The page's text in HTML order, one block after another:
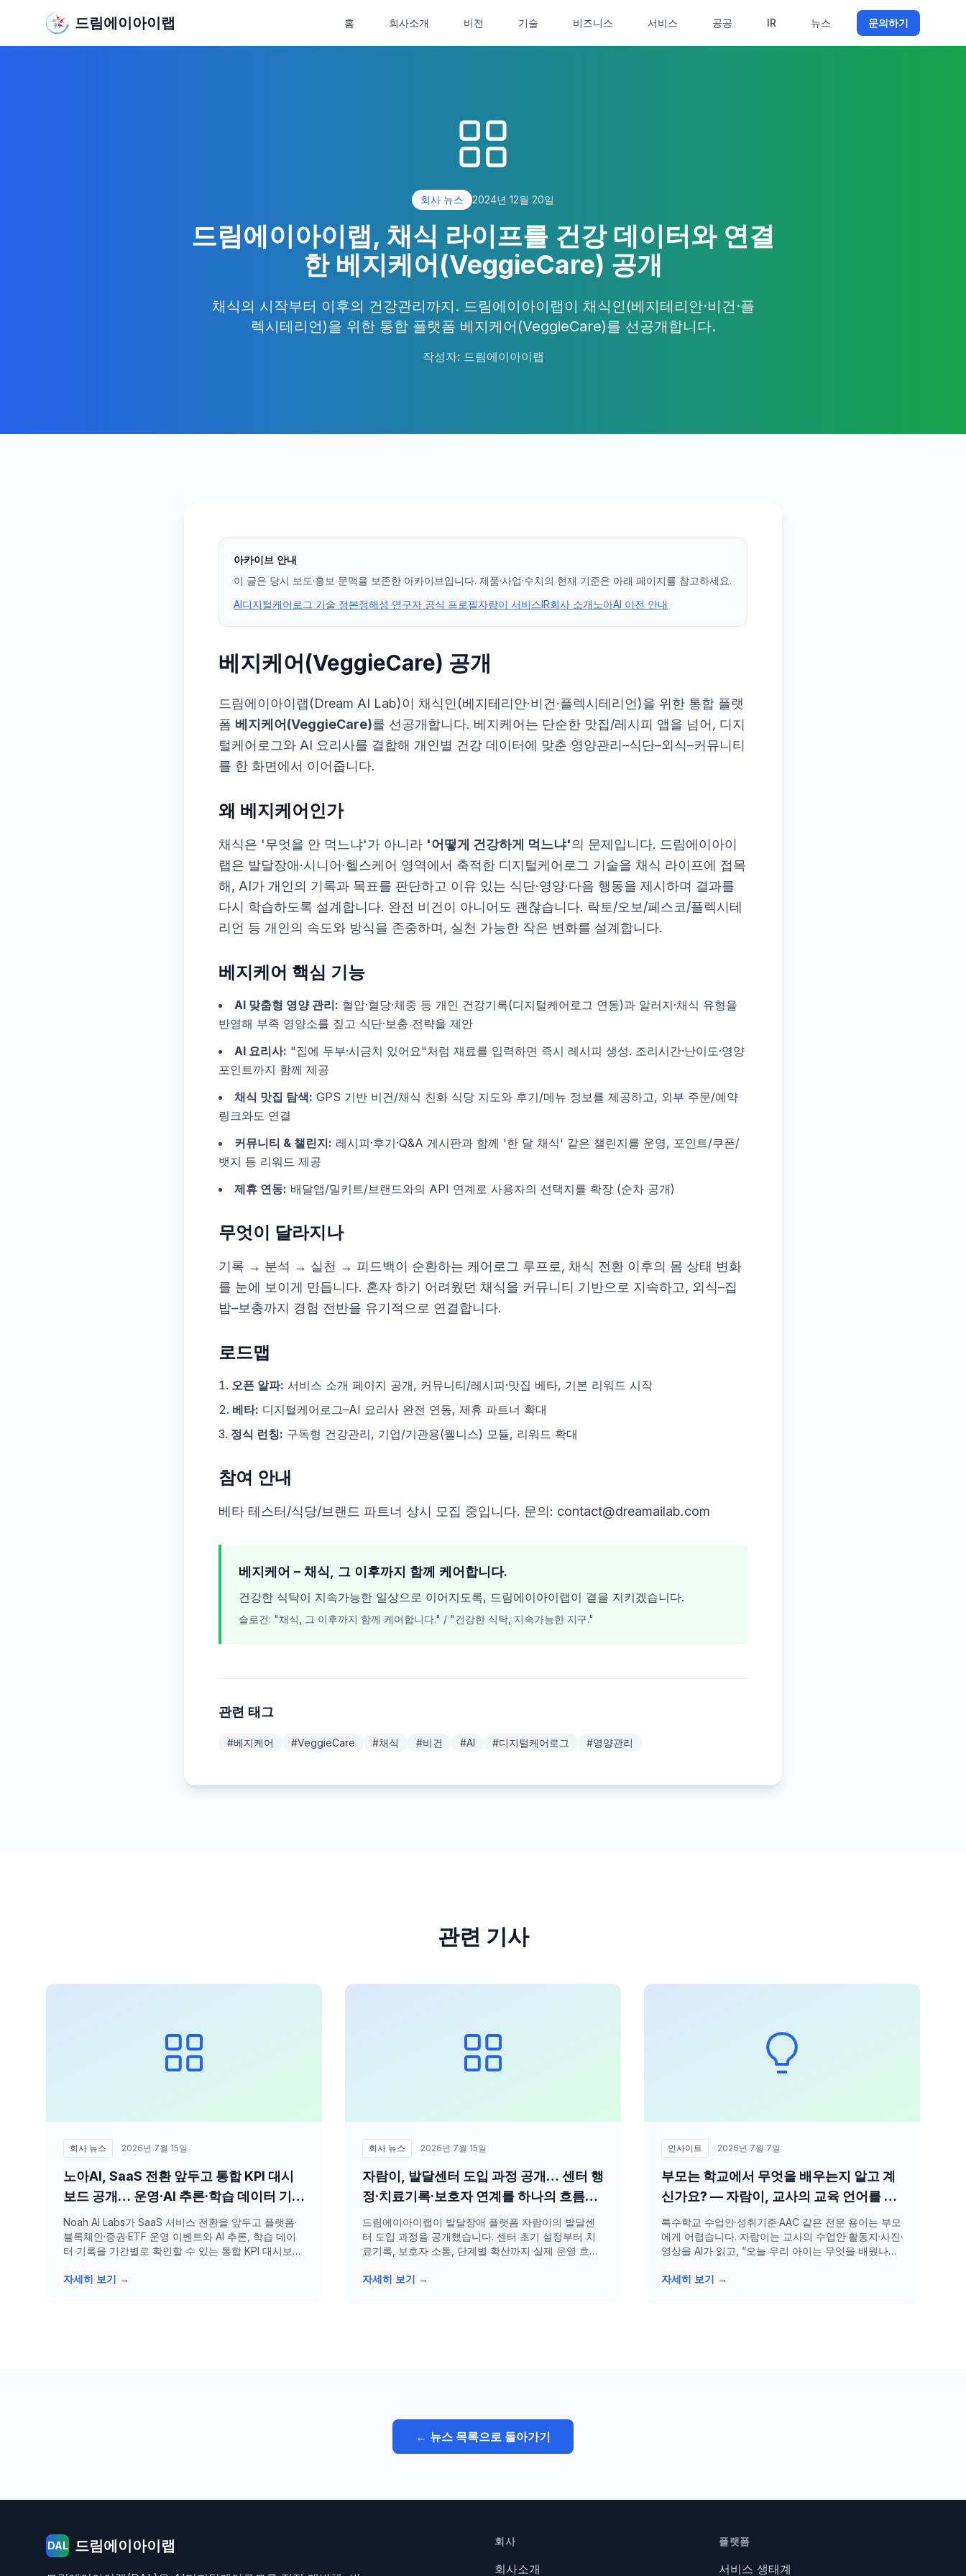
드림에이아이랩 홈 회사소개 비전 기술 비즈니스 서비스 공공 IR 뉴스 문의하기
회사 뉴스 2024년 12월 20일
드림에이아이랩, 채식 라이프를 건강 데이터와 연결
한 베지케어(VeggieCare) 공개
채식의 시작부터 이후의 건강관리까지. 드림에이아이랩이 채식인(베지테리안·비건·플
렉시테리언)을 위한 통합 플랫폼 베지케어(VeggieCare)를 선공개합니다.
작성자: 드림에이아이랩
아카이브 안내
이 글은 당시 보도·홍보 문맥을 보존한 아카이브입니다. 제품·사업·수치의 현재 기준은 아래 페이지를 참고하세요.
AI디지털케어로그 기술 정본정해성 연구자 공식 프로필자람이 서비스IR회사 소개 노아AI 이전 안내
베지케어(VeggieCare) 공개
드림에이아이랩(Dream AI Lab)이 채식인(베지테리안·비건·플렉시테리언)을 위한 통합 플랫
폼 베지케어(VeggieCare)를 선공개합니다. 베지케어는 단순한 맛집/레시피 앱을 넘어, 디지
털케어로그와 AI 요리사를 결합해 개인별 건강 데이터에 맞춘 영양관리–식단–외식–커뮤니티
를 한 화면에서 이어줍니다.
왜 베지케어인가
채식은 '무엇을 안 먹느냐'가 아니라 '어떻게 건강하게 먹느냐'의 문제입니다. 드림에이아이
랩은 발달장애·시니어·헬스케어 영역에서 축적한 디지털케어로그 기술을 채식 라이프에 접목
해, AI가 개인의 기록과 목표를 판단하고 이유 있는 식단·영양·다음 행동을 제시하며 결과를
다시 학습하도록 설계합니다. 완전 비건이 아니어도 괜찮습니다. 락토/오보/페스코/플렉시테
리언 등 개인의 속도와 방식을 존중하며, 실천 가능한 작은 변화를 설계합니다.
베지케어 핵심 기능
AI 맞춤형 영양 관리: 혈압·혈당·체중 등 개인 건강기록(디지털케어로그 연동)과 알러지·채식 유형을
반영해 부족 영양소를 짚고 식단·보충 전략을 제안
AI 요리사: "집에 두부·시금치 있어요"처럼 재료를 입력하면 즉시 레시피 생성. 조리시간·난이도·영양
포인트까지 함께 제공
채식 맛집 탐색: GPS 기반 비건/채식 친화 식당 지도와 후기/메뉴 정보를 제공하고, 외부 주문/예약
링크와도 연결
커뮤니티 & 챌린지: 레시피·후기·Q&A 게시판과 함께 '한 달 채식' 같은 챌린지를 운영, 포인트/쿠폰/
뱃지 등 리워드 제공
제휴 연동: 배달앱/밀키트/브랜드와의 API 연계로 사용자의 선택지를 확장 (순차 공개)
무엇이 달라지나
기록 → 분석 → 실천 → 피드백이 순환하는 케어로그 루프로, 채식 전환 이후의 몸 상태 변화
를 눈에 보이게 만듭니다. 혼자 하기 어려웠던 채식을 커뮤니티 기반으로 지속하고, 외식–집
밥–보충까지 경험 전반을 유기적으로 연결합니다.
로드맵
오픈 알파: 서비스 소개 페이지 공개, 커뮤니티/레시피·맛집 베타, 기본 리워드 시작
베타: 디지털케어로그–AI 요리사 완전 연동, 제휴 파트너 확대
정식 런칭: 구독형 건강관리, 기업/기관용(웰니스) 모듈, 리워드 확대
참여 안내
베타 테스터/식당/브랜드 파트너 상시 모집 중입니다. 문의: contact@dreamailab.com
베지케어 – 채식, 그 이후까지 함께 케어합니다.
건강한 식탁이 지속가능한 일상으로 이어지도록, 드림에이아이랩이 곁을 지키겠습니다.
슬로건: "채식, 그 이후까지 함께 케어합니다." / "건강한 식탁, 지속가능한 지구."
관련 태그
#베지케어 #VeggieCare #채식 #비건 #AI #디지털케어로그 #영양관리
관련 기사
회사 뉴스 2026년 7월 15일
노아AI, SaaS 전환 앞두고 통합 KPI 대시
보드 공개… 운영·AI 추론·학습 데이터 기록
한눈에
Noah AI Labs가 SaaS 서비스 전환을 앞두고 플랫폼·
블록체인·증권·ETF 운영 이벤트와 AI 추론, 학습 데이
터 기록을 기간별로 확인할 수 있는 통합 KPI 대시보드
자세히 보기 →
회사 뉴스 2026년 7월 15일
자람이, 발달센터 도입 과정 공개… 센터 행
정·치료기록·보호자 연계를 하나의 흐름으
로
드림에이아이랩이 발달장애 플랫폼 자람이의 발달센
터 도입 과정을 공개했습니다. 센터 초기 설정부터 치
료기록, 보호자 소통, 단계별 확산까지 실제 운영 흐름
자세히 보기 →
인사이트 2026년 7월 7일
부모는 학교에서 무엇을 배우는지 알고 계
신가요? — 자람이, 교사의 교육 언어를 부
모의 생활 언어로 번역합니다
특수학교 수업안·성취기준·AAC 같은 전문 용어는 부모
에게 어렵습니다. 자람이는 교사의 수업안·활동지·사진·
영상을 AI가 읽고, “오늘 우리 아이는 무엇을 배웠나
을 잇는 통역 AI입니다.
자세히 보기 →
← 뉴스 목록으로 돌아가기
DAL 드림에이아이랩 회사
회사소개
플랫폼
서비스 생태계